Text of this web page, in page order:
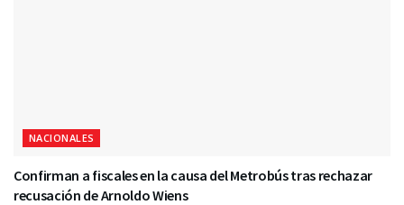
NACIONALES
Confirman a fiscales en la causa del Metrobús tras rechazar
recusación de Arnoldo Wiens